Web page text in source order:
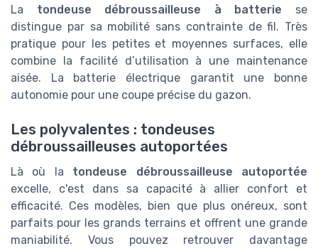
La tondeuse débroussailleuse à batterie se
distingue par sa mobilité sans contrainte de fil. Très
pratique pour les petites et moyennes surfaces, elle
combine la facilité d’utilisation à une maintenance
aisée. La batterie électrique garantit une bonne
autonomie pour une coupe précise du gazon.
Les polyvalentes : tondeuses
débroussailleuses autoportées
Là où la tondeuse débroussailleuse autoportée
excelle, c'est dans sa capacité à allier confort et
efficacité. Ces modèles, bien que plus onéreux, sont
parfaits pour les grands terrains et offrent une grande
maniabilité. Vous pouvez retrouver davantage